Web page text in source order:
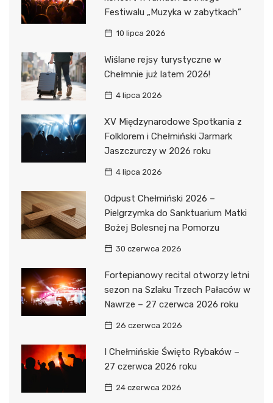
Festiwalu „Muzyka w zabytkach”
10 lipca 2026
Wiślane rejsy turystyczne w
Chełmnie już latem 2026!
4 lipca 2026
XV Międzynarodowe Spotkania z
Folklorem i Chełmiński Jarmark
Jaszczurczy w 2026 roku
4 lipca 2026
Odpust Chełmiński 2026 –
Pielgrzymka do Sanktuarium Matki
Bożej Bolesnej na Pomorzu
30 czerwca 2026
Fortepianowy recital otworzy letni
sezon na Szlaku Trzech Pałaców w
Nawrze – 27 czerwca 2026 roku
26 czerwca 2026
I Chełmińskie Święto Rybaków –
27 czerwca 2026 roku
24 czerwca 2026